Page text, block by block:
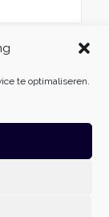
te optimaliseren.
| 06-54985511 |